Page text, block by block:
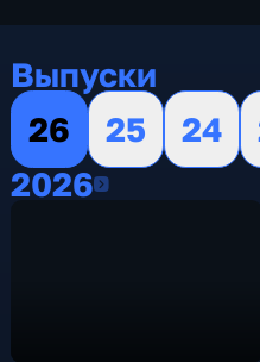
Выпуски
26
25 24
20262026